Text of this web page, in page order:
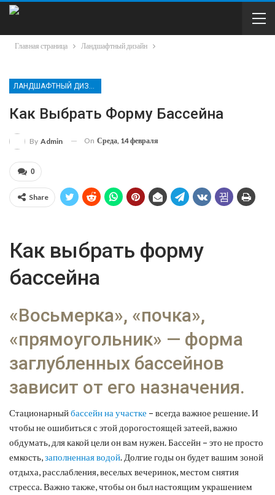
Главная страница Ландшафтный дизайн
Как Выбрать Форму Бассейна
By Admin On Среда, 14 февраля
0
Share
Как выбрать форму
бассейна
«Восьмерка», «почка»,
«прямоугольник» — форма
заглубленных бассейнов
зависит от его назначения.
Стационарныйбассейн на участке – всегда важное решение. И
чтобы не ошибиться с этой дорогостоящей затеей, важно
обдумать, для какой цели он вам нужен. Бассейн – это не просто
емкость,заполненная водой. Долгие годы он будет вашим зоной
отдыха, расслабления, веселых вечеринок, местом снятия
стресса. Важно также, чтобы он был настоящим украшением